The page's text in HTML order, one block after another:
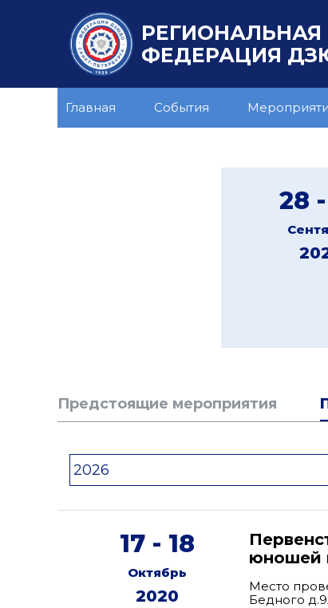
РЕГИОНАЛЬНАЯ
ФЕДЕРАЦИЯ
Главная События
28
Предстоящие мероприятия
17 - 18
Октябрь
2020
юношей
Место
Бедного